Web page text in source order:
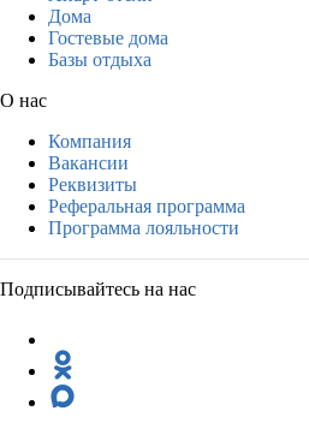
Дома
Гостевые дома
Базы отдыха
О нас
Компания
Вакансии
Реквизиты
Реферальная программа
Программа лояльности
Подписывайтесь на нас